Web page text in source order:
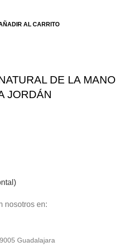
AL CARRITO
DE LA MANO
JORDÁN
nosotros en:
Guadalajara